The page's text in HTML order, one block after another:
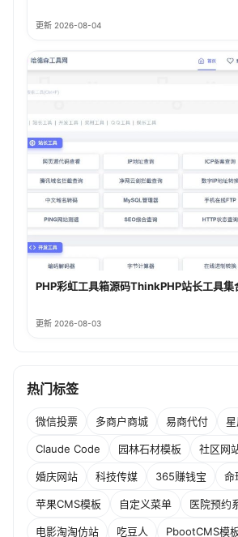
更新 2026-08-04
PHP彩虹工具箱源码ThinkPHP站长工具集
更新 2026-08-03
热门标签
微信投票 多商户商城 易商代付
Claude Code 园林石材模板 社区网
婚庆网站 科技传媒 365赚钱宝 命
苹果CMS模板 自定义菜单 医院预约
电影淘淘仿站 吃豆人 PbootCMS模